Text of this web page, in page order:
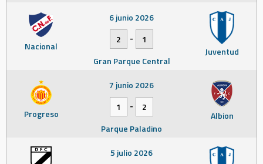
Nacional Juventud
6 junio 2026
2
-
1
Gran Parque Central
Progreso Albion
7 junio 2026
1
-
2
Parque Paladino
5 julio 2026